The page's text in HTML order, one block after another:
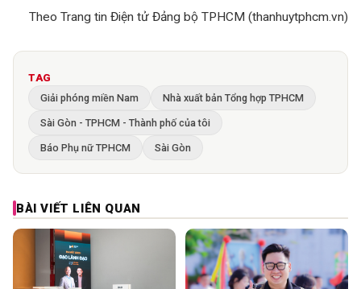
Theo Trang tin Điện tử Đảng bộ TPHCM (thanhuytphcm.vn)
TAG
Giải phóng miền Nam
Nhà xuất bản Tổng hợp TPHCM
Sài Gòn - TPHCM - Thành phố của tôi
Báo Phụ nữ TPHCM Sài Gòn
BÀI VIẾT LIÊN QUAN